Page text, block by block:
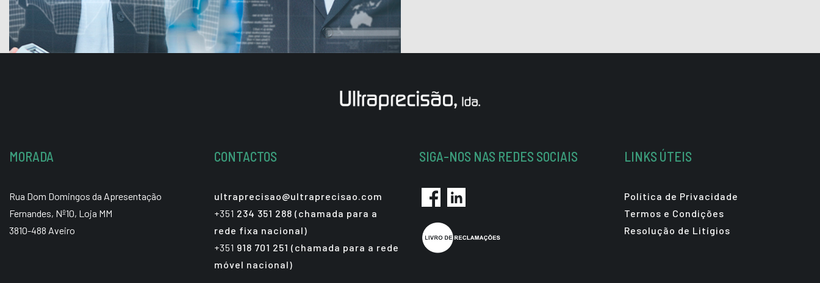
MORADA
Rua Dom Domingos da Apresentação
Fernandes, Nº10, Loja MM
3810-488 Aveiro
CONTACTOS
ultraprecisao@ultraprecisao.com
+351 234 351 288 (chamada para a
rede fixa nacional)
+351 918 701 251 (chamada para a rede
móvel nacional)
SIGA-NOS NAS REDES SOCIAIS LINKS ÚTEIS
Política de Privacidade
Termos e Condições
Resolução de Litígios